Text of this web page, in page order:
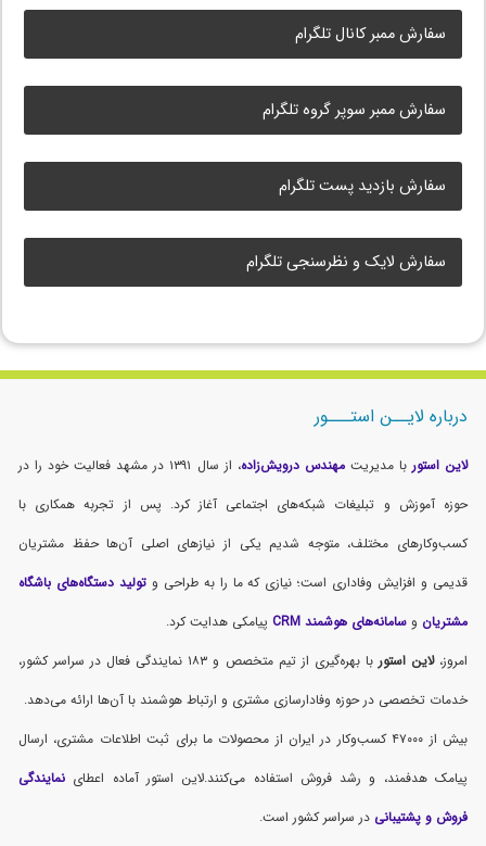
سفارش ممبر کانال تلگرام
سفارش ممبر سوپر گروه تلگرام
سفارش بازدید پست تلگرام
سفارش لایک و نظرسنجی تلگرام